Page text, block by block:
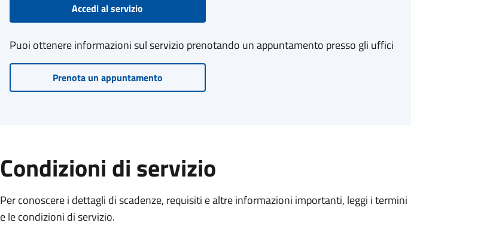
Accedi al servizio
Puoi ottenere informazioni sul servizio prenotando un appuntamento presso gli uffici
Prenota un appuntamento
Condizioni di servizio
Per conoscere i dettagli di scadenze, requisiti e altre informazioni importanti, leggi i termini
e le condizioni di servizio.